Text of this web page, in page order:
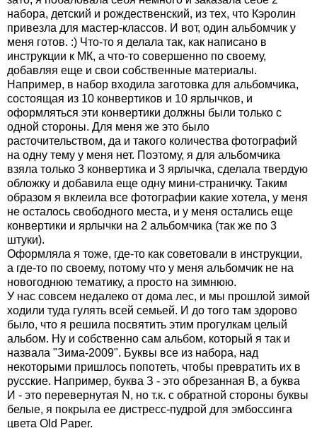
набора, детский и рождественский, из тех, что Кэролин
привезла для мастер-классов. И вот, один альбомчик у
меня готов. :) Что-то я делала так, как написано в
инструкции к МК, а что-то совершенно по своему,
добавляя еще и свои собственные материалы.
Например, в набор входила заготовка для альбомчика,
состоящая из 10 конвертиков и 10 ярлычков, и
оформляться эти конвертики должны были только с
одной стороны. Для меня же это было
расточительством, да и такого количества фотографий
на одну тему у меня нет. Поэтому, я для альбомчика
взяла только 3 конвертика и 3 ярлычка, сделала твердую
обложку и добавила еще одну мини-страничку. Таким
образом я вклеила все фотографии какие хотела, у меня
не осталось свободного места, и у меня остались еще
конвертики и ярлычки на 2 альбомчика (так же по 3
штуки).
Оформляла я тоже, где-то как советовали в инструкции,
а где-то по своему, потому что у меня альбомчик не на
новогоднюю тематику, а просто на зимнюю.
У нас совсем недалеко от дома лес, и мы прошлой зимой
ходили туда гулять всей семьей. И до того там здорово
было, что я решила посвятить этим прогулкам целый
альбом. Ну и собственно сам альбом, который я так и
назвала "Зима-2009". Буквы все из набора, над
некоторыми пришлось попотеть, чтобы превратить их в
русские. Например, буква З - это обрезанная В, а буква
И - это перевернутая N, но т.к. с обратной стороны буквы
белые, я покрыла ее дистресс-пудрой для эмбоссинга
цвета Old Paper.